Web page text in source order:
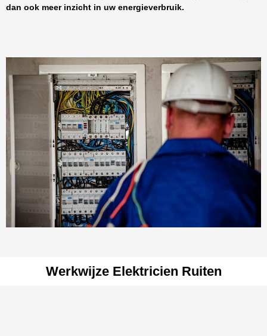
dan ook meer inzicht in uw energieverbruik.
Werkwijze Elektricien Ruiten